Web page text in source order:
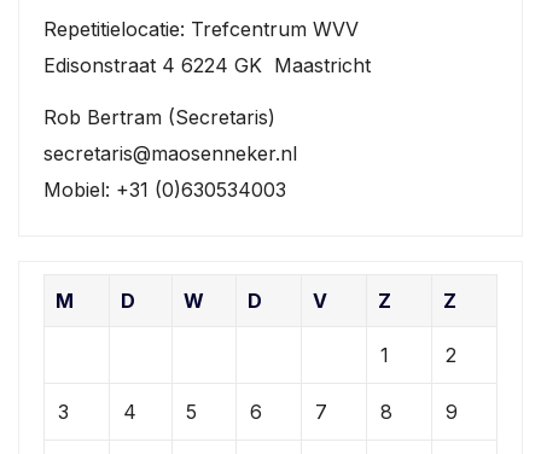
Repetitielocatie: Trefcentrum WVV
Edisonstraat 4 6224 GK Maastricht
Rob Bertram (Secretaris)
secretaris@maosenneker.nl
Mobiel: +31 (0)630534003
M D W D V Z Z
1 2
3 4 5 6 7 8 9